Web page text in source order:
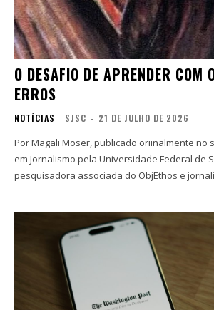
O DESAFIO DE APRENDER COM
ERROS
NOTÍCIAS SJSC - 21 DE JULHO DE 2026
Por Magali Moser, publicado oriinalmente no
em Jornalismo pela Universidade Federal de
pesquisadora associada do ObjEthos e